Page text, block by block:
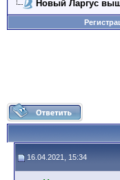
Новый Ларгус
16.04.2021, 15:34